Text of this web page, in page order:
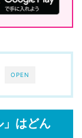
OPEN
」はどん